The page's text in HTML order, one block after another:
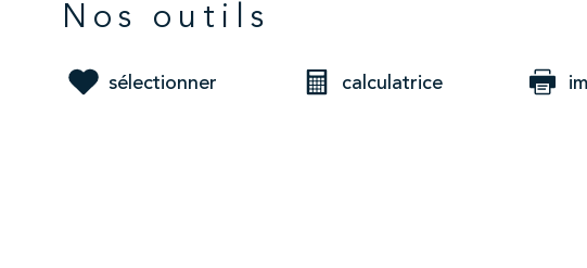
Nos outils
sélectionner calculatrice